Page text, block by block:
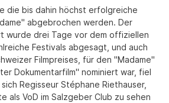
die bis dahin höchst erfolgreiche
abgebrochen werden. Der
wurde drei Tage vor dem offiziellen
Festivals abgesagt, und auch
Filmpreises, für den "Madame"
Dokumentarfilm" nominiert war, fiel
Regisseur Stéphane Riethauser,
als VoD im Salzgeber Club zu sehen